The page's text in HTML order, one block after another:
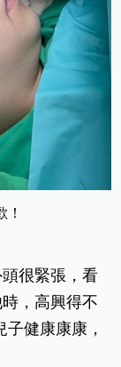
很緊張，看
，高興得不
健康康康，